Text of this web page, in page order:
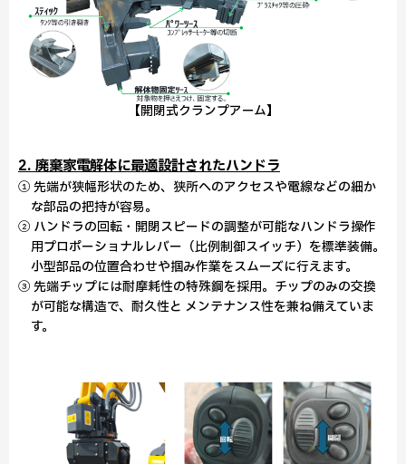
【開閉式クランプアーム】
2. 廃棄家電解体に最適設計されたハンドラ
① 先端が狭幅形状のため、狭所へのアクセスや電線などの細か
な部品の把持が容易。
② ハンドラの回転・開閉スピードの調整が可能なハンドラ操作
用プロポーショナルレバー（比例制御スイッチ）を標準装備。
小型部品の位置合わせや掴み作業をスムーズに行えます。
③ 先端チップには耐摩耗性の特殊鋼を採用。チップのみの交換
が可能な構造で、耐久性と メンテナンス性を兼ね備えていま
す。